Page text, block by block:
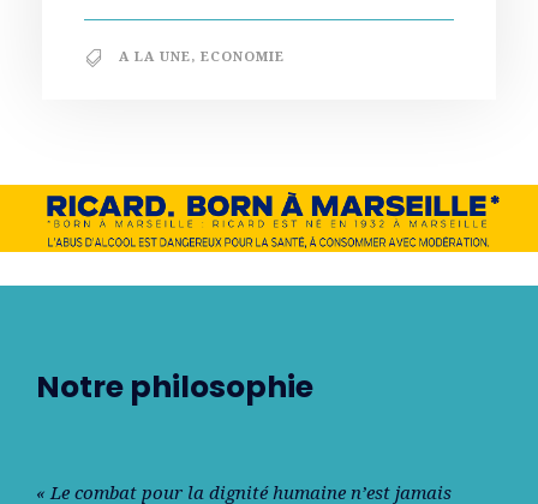
A LA UNE, ECONOMIE
Notre philosophie
« Le combat pour la dignité humaine n’est jamais